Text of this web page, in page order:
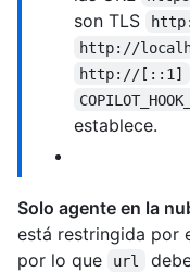
son TLS
http://
http://[::1]
establece.
Solo agente en la
está restringida por
por lo que
url